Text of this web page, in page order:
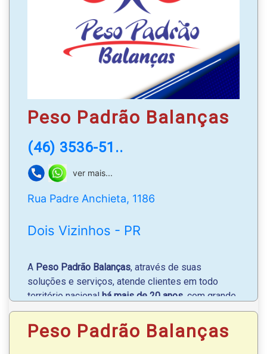
Peso Padrão Balanças
(46) 3536-51..
ver mais...
Rua Padre Anchieta, 1186
Dois Vizinhos - PR
A Peso Padrão Balanças, através de suas
soluções e serviços, atende clientes em todo
território nacional há mais de 20 anos , com grande
destaque para sistema de pesagem avícola. É uma
empresa em constante desenvolvimento!
Peso Padrão Balanças